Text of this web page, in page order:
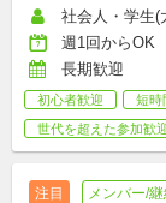
社会人・学生(
週1回からOK
長期歓迎
初心者歓迎 短時
世代を超えた参加歓
注目 メンバー/